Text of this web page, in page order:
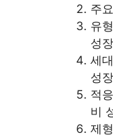
주
유
성
세
성
적
비
제